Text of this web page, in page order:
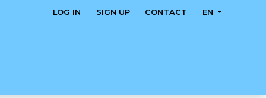
LOG IN SIGN UP CONTACT EN